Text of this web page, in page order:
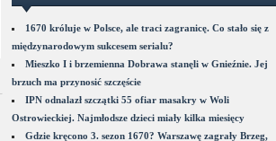
1670 króluje w Polsce, ale traci zagranicę. Co stało się z
międzynarodowym sukcesem serialu?
Mieszko I i brzemienna Dobrawa stanęli w Gnieźnie. Jej
brzuch ma przynosić szczęście
IPN odnalazł szczątki 55 ofiar masakry w Woli
Ostrowieckiej. Najmłodsze dzieci miały kilka miesięcy
Gdzie kręcono 3. sezon 1670? Warszawę zagrały Brzeg,